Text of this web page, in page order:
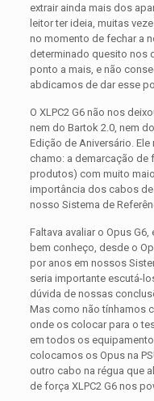
extrair ainda mais dos
leitor ter ideia, muitas
no momento de fechar a
determinado quesito nos
ponto a mais, e não
abdicamos de dar esse
O XLPC2 G6 não nos
nem do Bartok 2.0, nem
Edição de Aniversário.
chamo: a demarcação de
produtos) com muito
importância dos cabos
nosso Sistema de
Faltava avaliar o Opus
bem conheço, desde o
por anos em nossos
seria importante escutá-
dúvida de nossas
Mas como não tínhamos
onde os colocar para o
em todos os
colocamos os Opus na
outro cabo na régua que
de força XLPC2 G6 nos